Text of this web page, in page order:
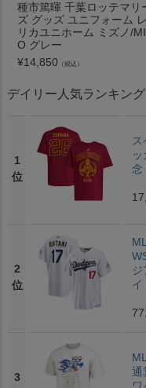
種市篤暉 千葉ロッテマリ
ズ グッズ ユニフォーム
リカユニホーム ミズノ/
O グレー
¥14,850 （税込）
デイリー人気ランキング
1
位
ス
念
2
位
イ
3
通